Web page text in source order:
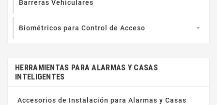
Barreras Vehiculares
Biométricos para Control de Acceso 
HERRAMIENTAS PARA ALARMAS Y CASAS
INTELIGENTES
Accesorios de Instalación para Alarmas y Casas